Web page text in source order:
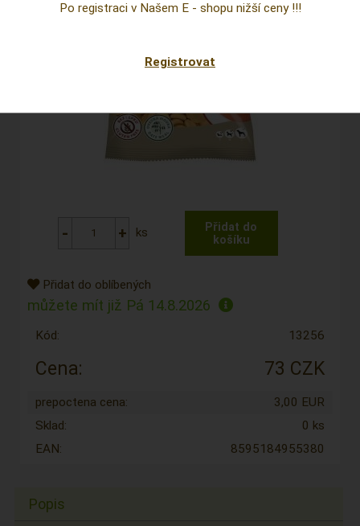
ks
Přidat do oblíbených
můžete mít již Pá 14.8.2026
Kód: 13256
Cena: 73 CZK
prepoctena cena:
3,00 EUR
Sklad:
0 ks
EAN:
8595184955380
Popis
Po registraci v Našem E - shopu nižší ceny !!!
Registrovat